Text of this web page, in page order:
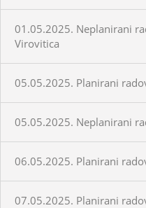
01.05.2025. Neplanirani
Virovitica
05.05.2025. Planirani
05.05.2025. Neplanirani
06.05.2025. Planirani
07.05.2025. Planirani